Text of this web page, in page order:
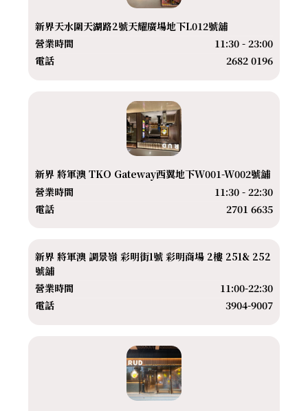
新界天水圍天湖路2號天耀廣場地下L012號舖
營業時間
11:30 - 23:00
電話
2682 0196
新界 將軍澳 TKO Gateway西翼地下W001-W002號舖
營業時間
11:30 - 22:30
電話
2701 6635
新界 將軍澳 調景嶺 彩明街1號 彩明商場 2樓 251& 252
號舖
營業時間
11:00-22:30
電話
3904-9007